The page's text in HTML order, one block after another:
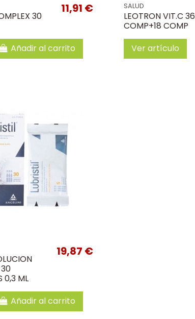
30
11,91 €
Añadir al carrito
SALUD
LEOTRON VIT.C 36
COMP+18 COMP
Ver artículo
0,3 ML
19,87 €
Añadir al carrito